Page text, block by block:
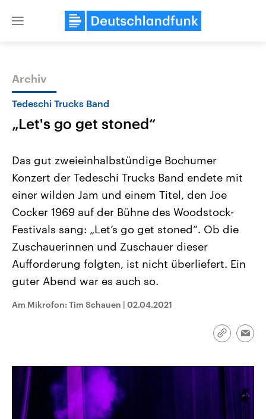
Close
Themen
Landtagswahl Sachsen-Anhalt
2026
Alle Informationen
Sachsen-Anhalt wählt am 6.
September 2026 einen neuen
Bundesland von einer Koalition aus
Umfragen, Prognosen,
und Hintergründe zu den Parteien
und Kandidaten der anstehenden
USA
Aktuelle Beiträge,
Hintergründe
Wirtschaftlich und
gehören die Vereinigten
mit großem Einfluss auf
Sendungen Programm Podcasts
Archiv
Tedeschi Trucks Band
„Let's go get stoned“
Das gut zweieinhalbstündige Bochumer
Konzert der Tedeschi Trucks Band endete mit
einer wilden Jam und einem Titel, den Joe
Cocker 1969 auf der Bühne des Woodstock-
Festivals sang: „Let’s go get stoned“. Ob die
Zuschauerinnen und Zuschauer dieser
Aufforderung folgten, ist nicht überliefert. Ein
guter Abend war es auch so.
Am Mikrofon: Tim Schauen | 02.04.2021
Link